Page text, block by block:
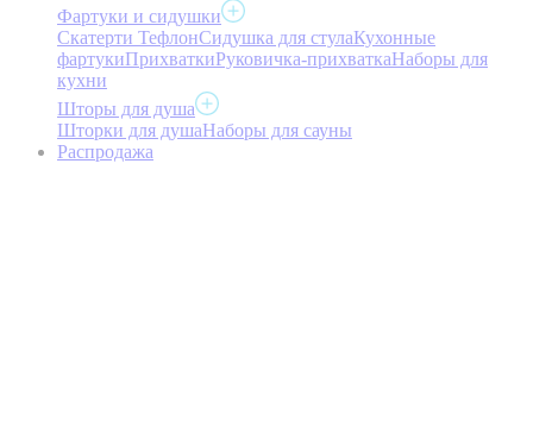
Фартуки и сидушки
Скатерти ТефлонСидушка для стулаКухонные
фартукиПрихваткиРуковичка-прихваткаНаборы для
кухни
Шторы для душа
Шторки для душаНаборы для сауны
Распродажа